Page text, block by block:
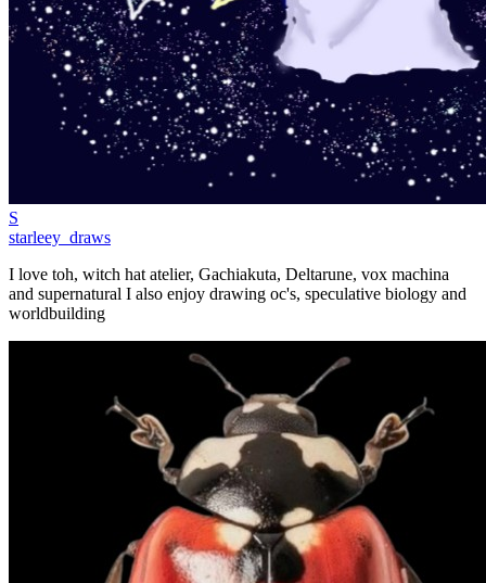
S
starleey_draws
I love toh, witch hat atelier, Gachiakuta, Deltarune, vox machina
and supernatural I also enjoy drawing oc's, speculative biology and
worldbuilding